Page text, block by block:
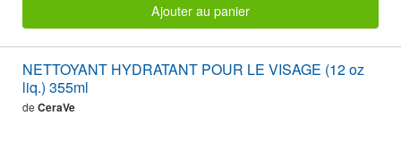
Ajouter au panier
NETTOYANT HYDRATANT POUR LE VISAGE (12 oz
liq.) 355ml
de CeraVe